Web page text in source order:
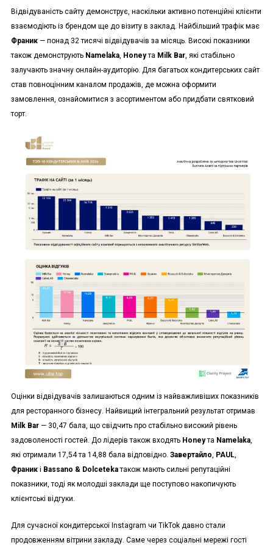
Відвідуваність сайту демонструє, наскільки активно потенційні клієнти
взаємодіють із брендом ще до візиту в заклад. Найбільший трафік має
Франик— понад 32 тисячі відвідувачів за місяць. Високі показники
також демонструють Namelaka, Honeyта Milk Bar, які стабільно
залучають значну онлайн-аудиторію. Для багатьох кондитерських сайт
став повноцінним каналом продажів, де можна оформити
замовлення, ознайомитися з асортиментом або придбати святковий
торт.
Оцінки відвідувачів залишаються одним із найважливіших показників
для ресторанного бізнесу. Найвищий інтегральний результат отримав
Milk Bar— 30,47 бала, що свідчить про стабільно високий рівень
задоволеності гостей. До лідерів також входять Honeyта Namelaka,
які отримали 17,54 та 14,88 бала відповідно. Завертайло PAUL,
Франикі Bassano & Dolcetekaтакож мають сильні репутаційні
показники, тоді як молодші заклади ще поступово накопичують
клієнтські відгуки.
Для сучасної кондитерської Instagram чи TikTok давно стали
продовженням вітрини закладу. Саме через соціальні мережі гості